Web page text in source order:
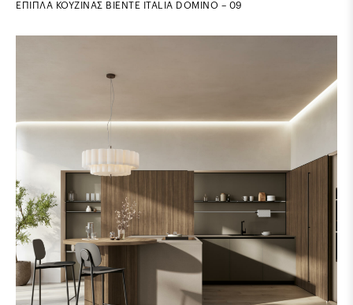
ΕΠΙΠΛΑ ΚΟΥΖΙΝΑΣ BIENTE ITALIA DOMINO – 09